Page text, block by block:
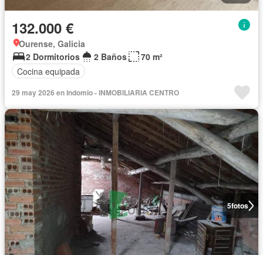
132.000 €
Ourense, Galicia
2 Dormitorios
2 Baños
70 m²
Cocina equipada
29 may 2026 en Indomio - INMOBILIARIA CENTRO
5fotos